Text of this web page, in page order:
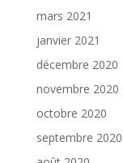
mars 2021
janvier 2021
décembre 2020
novembre 2020
octobre 2020
septembre 2020